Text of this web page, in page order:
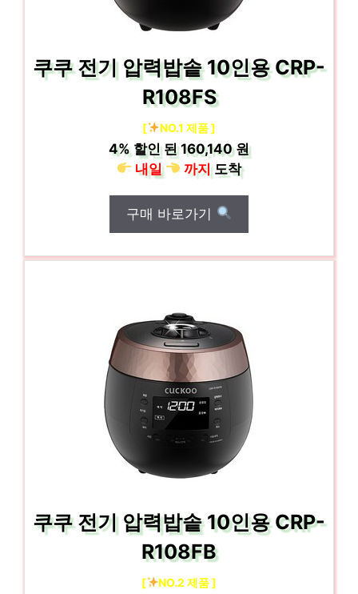
쿠쿠 전기 압력밥솥 10인용 CRP-
R108FS
[ NO.1 제품 ]
4% 할인 된160,140 원
내일
까지도착
구매 바로가기
쿠쿠 전기 압력밥솥 10인용 CRP-
R108FB
[ NO.2 제품 ]